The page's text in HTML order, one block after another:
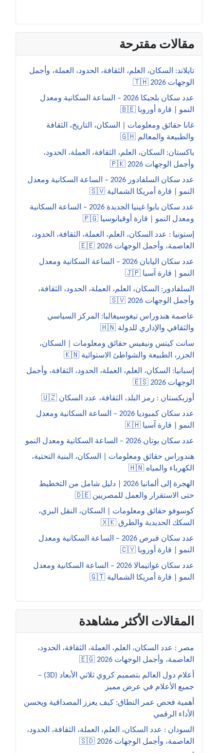
مقالات مقترحة
تايلاند: السكان، العلم، الثقافة، الحدود، العملة، وأجمل
الوجهات 2026 🇹🇭
عدد سكان بلجيكا 2026 – الساعة السكانية ومعدل
النمو | قارة أوروبا 🇧🇪
غانا حقائق ومعلومات | السكان، التاريخ، الثقافة
والطبيعة والمعالم 🇬🇭
باكستان: السكان، العلم، الثقافة، العملة، الحدود،
وأجمل الوجهات 2026 🇵🇰
عدد سكان السلفادور 2026 – الساعة السكانية ومعدل
النمو | قارة أمريكا الشمالية 🇸🇻
عدد سكان بابوا غينيا الجديدة 2026 – الساعة السكانية
ومعدل النمو | قارة أوقيانوسيا 🇵🇬
إستونيا : عدد السكان، العلم، العملة، الثقافة، الحدود،
العاصمة، وأجمل الوجهات 2026 🇪🇪
عدد سكان اليابان 2026 – الساعة السكانية ومعدل
النمو | قارة آسيا 🇯🇵
السلفادور: السكان، العلم، العملة، الحدود، الثقافة،
وأجمل الوجهات 2026 🇸🇻
عاصمة هندوراس تيغوسيغالبا: المركز السياسي
والثقافي والإداري للدولة 🇭🇳
سانت كيتس ونيفيس حقائق ومعلومات | السكان،
الجزر، الطبيعة والشواطئ الاستوائية 🇰🇳
إسبانيا: السكان، العلم، العملة، الحدود، الثقافة، وأجمل
الوجهات 2026 🇪🇸
أوزبكستان : رمز البلد، الثقافة، عدد السكان 🇺🇿
عدد سكان كمبوديا 2026 – الساعة السكانية ومعدل
النمو | قارة آسيا 🇰🇭
عدد سكان بوتان 2026 – الساعة السكانية ومعدل النمو
هندوراس حقائق ومعلومات | السكان، البنية التحتية،
الكهرباء والمياه 🇭🇳
الهجرة إلى ألمانيا 2026 | دليل شامل من التخطيط
حتى الاستقرار والعمل للمصريين 🇩🇪
كوسوفو حقائق ومعلومات | السكان، النقل البري،
السكك الحديدية والطرق 🇽🇰
عدد سكان قبرص 2026 – الساعة السكانية ومعدل
النمو | قارة أوروبا 🇨🇾
عدد سكان غواتيمالا 2026 – الساعة السكانية ومعدل
النمو | قارة أمريكا الشمالية 🇬🇹
المقالات الأكثر مشاهدة
مصر : عدد السكان، العلم، العملة، الثقافة، الحدود،
العاصمة، وأجمل الوجهات 2026 🇪🇬
أعلام دول العالم بتصميم كروي ثلاثي الأبعاد (3D) –
جميع الأعلام في عرض مميز
أهمية فحص عمر النطاق: كيف يعزز المصداقية ويحسن
الأداء الرقمي
السودان : عدد السكان، العلم، العملة، الثقافة، الحدود،
العاصمة، وأجمل الوجهات 2026 🇸🇩